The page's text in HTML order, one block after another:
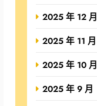
2025 年 12 月
2025 年 11 月
2025 年 10 月
2025 年 9 月